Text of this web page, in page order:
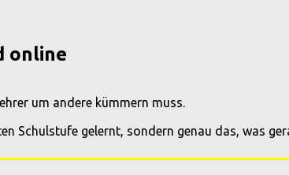
online
um andere kümmern muss.
Schulstufe gelernt, sondern genau das, was